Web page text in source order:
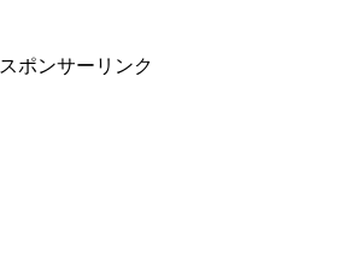
スポンサーリンク